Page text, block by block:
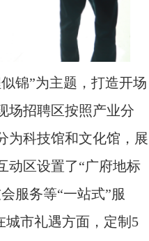
锦”为主题，打造开场
场招聘区按照产业分
为科技馆和文化馆，展
动区设置了“广府地标
服务等“一站式”服
城市礼遇方面，定制5